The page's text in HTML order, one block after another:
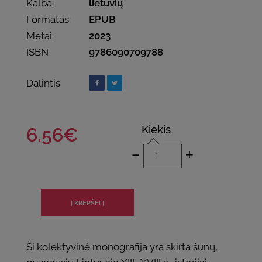
Kalba:
lietuvių
Formatas:
EPUB
Metai:
2023
ISBN
9786090709788
Dalintis
6.56€ Kiekis
- +
Ši kolektyvinė monografija yra skirta šunų,